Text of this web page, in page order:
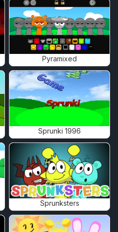
Pyramixed
Sprunki 1996
Sprunksters